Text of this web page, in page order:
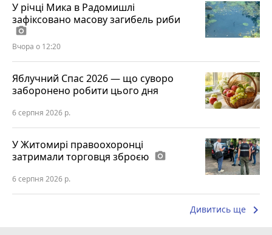
У річці Мика в Радомишлі
зафіксовано масову загибель риби
photo_camera
Вчора о 12:20
Яблучний Спас 2026 — що суворо
заборонено робити цього дня
6 серпня 2026 р.
У Житомирі правоохоронці
затримали торговця зброєю photo_camera
6 серпня 2026 р.
Дивитись ще keyboard_arrow_right